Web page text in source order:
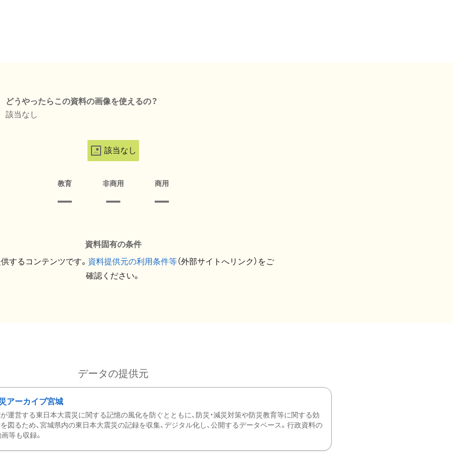
どうやったらこの資料の画像を使えるの？
該当なし
該当なし
教育 非商用 商用
資料固有の条件
するコンテンツです。 資料提供元の利用条件等（外部サイトへリンク）をご
確認ください。
データの提供元
アーカイブ宮城
運営する東日本大震災に関する記憶の風化を防ぐとともに、防災・減災対策や防災教育等に関する効
図るため、宮城県内の東日本大震災の記録を収集、デジタル化し、公開するデータベース。行政資料の
等も収録。